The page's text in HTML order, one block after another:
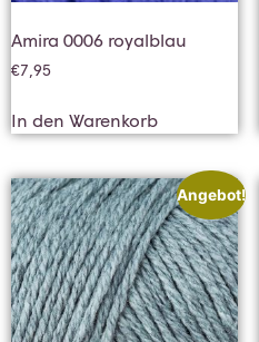
Amira 0006 royalblau
€7,95
In den Warenkorb
Angebot!